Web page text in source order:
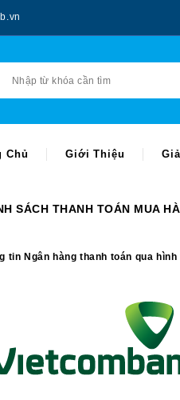
Chủ Giới Thiệu
SÁCH THANH TOÁN MUA
tin Ngân hàng thanh toán qua